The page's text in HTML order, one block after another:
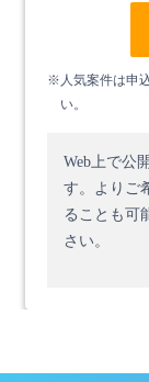
※人気案件は申
い。
Web上で公
す。 よりご
ることも可
さい。